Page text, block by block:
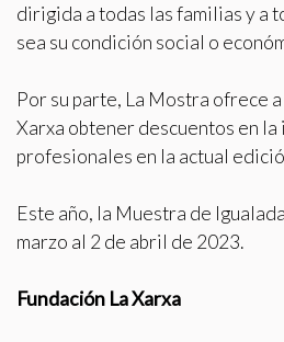
dirigida a todas las familias y a
sea su condición social o
Por su parte, La Mostra ofrece
Xarxa obtener descuentos en la
profesionales en la actual
Este año, la Muestra de
marzo al 2 de abril de 2023.
Fundación La Xarxa